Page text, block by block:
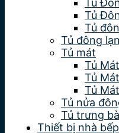
Tủ
Tủ
Tủ
Tủ đông
Tủ mát
Tủ
Tủ
Tủ
Tủ nửa
Tủ trưng
Thiết bị nhà bếp